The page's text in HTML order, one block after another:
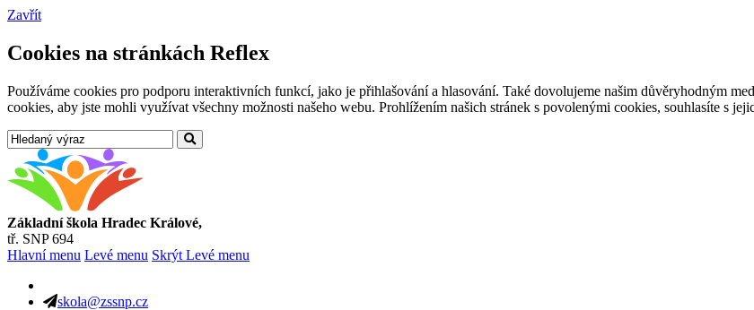
Zavřít
Cookies na stránkách Reflex
Používáme cookies pro podporu interaktivních funkcí, jako je přihlašování a hlasování. Také dovolujeme našim důvěryhodným
cookies, aby jste mohli využívat všechny možnosti našeho webu. Prohlížením našich stránek s povolenými cookies, souhlasíte s
Základní škola Hradec Králové,
tř. SNP 694
Hlavní menu Levé menu Skrýt Levé menu
skola@zssnp.cz